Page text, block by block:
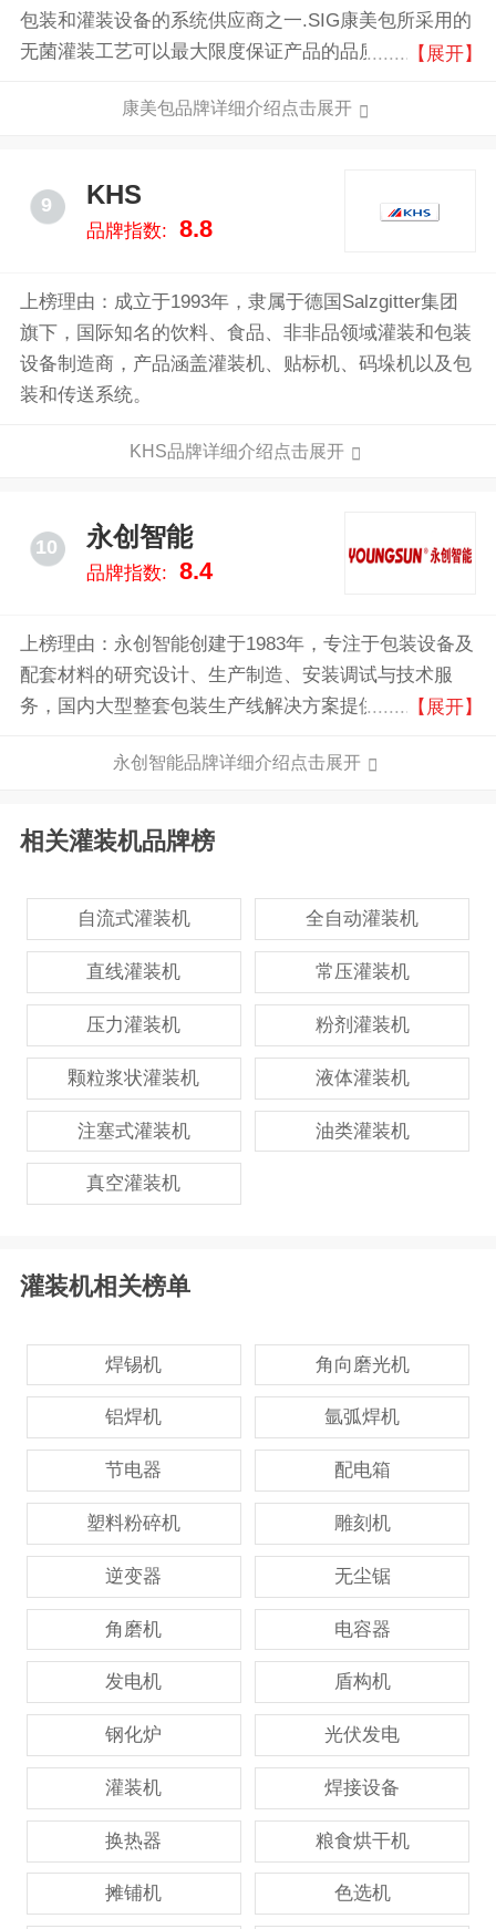
包装和灌装设备的系统供应商之一.SIG康美包所采用的
无菌灌装工艺可以最大限度保证产品的品质。为满足消
殊的开启装置.便利性是风靡全球的消费趋势。对于食
【展开】
康美包品牌详细介绍点击展开
9 KHS
品牌指数: 8.8
上榜理由：成立于1993年，隶属于德国Salzgitter集团
旗下，国际知名的饮料、食品、非非品领域灌装和包装
设备制造商，产品涵盖灌装机、贴标机、码垛机以及包
装和传送系统。
KHS品牌详细介绍点击展开
10 永创智能
品牌指数: 8.4
上榜理由：永创智能创建于1983年，专注于包装设备及
配套材料的研究设计、生产制造、安装调试与技术服
务，国内大型整套包装生产线解决方案提供商。永创智
生产厂房。
【展开】
永创智能品牌详细介绍点击展开
相关灌装机品牌榜
自流式灌装机 全自动灌装机
直线灌装机 常压灌装机
压力灌装机 粉剂灌装机
颗粒浆状灌装机 液体灌装机
注塞式灌装机 油类灌装机
真空灌装机
灌装机相关榜单
焊锡机 角向磨光机
铝焊机 氩弧焊机
节电器 配电箱
塑料粉碎机 雕刻机
逆变器 无尘锯
角磨机 电容器
发电机 盾构机
钢化炉 光伏发电
灌装机 焊接设备
换热器 粮食烘干机
摊铺机 色选机